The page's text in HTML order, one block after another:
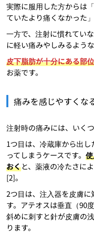
実際に服用した方からは
ていたより痛くなかった
一方で、注射に慣れてい
に軽い痛みやしみるよう
皮下脂肪が十分にある部
お薬です。
痛みを感じやすくな
注射時の痛みには、いく
1つ目は、冷蔵庫から出
ってしまうケースです。
おくと、薬液の冷たさに
[2]。
2つ目は、注入器を皮膚
す。アテオスは垂直（90
斜めに刺すと針が皮膚の
ります。